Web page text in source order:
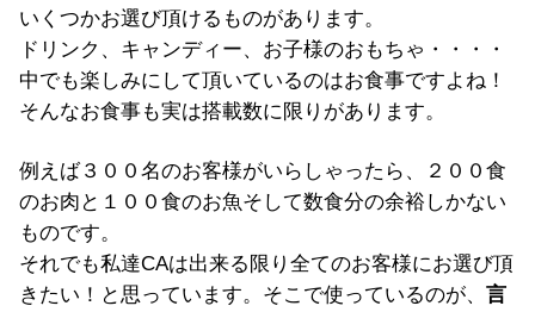
いくつかお選び頂けるものがあります。
ドリンク、キャンディー、お子様のおもちゃ・・・・
中でも楽しみにして頂いているのはお食事ですよね！
そんなお食事も実は搭載数に限りがあります。
例えば３００名のお客様がいらしゃったら、２００食
のお肉と１００食のお魚そして数食分の余裕しかない
ものです。
それでも私達CAは出来る限り全てのお客様にお選び頂
きたい！と思っています。そこで使っているのが、 言